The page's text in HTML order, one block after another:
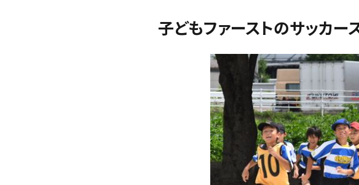
子どもファーストのサッカー